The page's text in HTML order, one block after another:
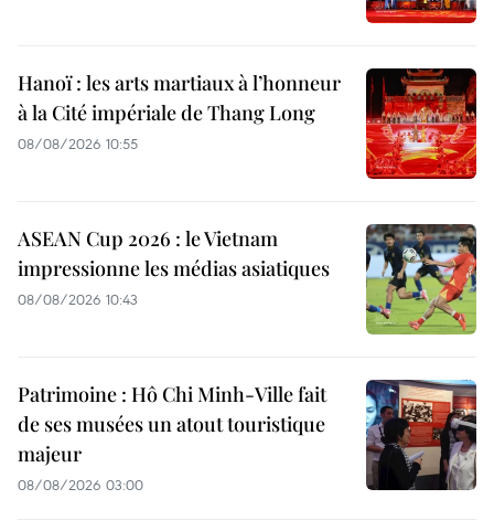
Hanoï : les arts martiaux à l’honneur
à la Cité impériale de Thang Long
08/08/2026 10:55
ASEAN Cup 2026 : le Vietnam
impressionne les médias asiatiques
08/08/2026 10:43
Patrimoine : Hô Chi Minh-Ville fait
de ses musées un atout touristique
majeur
08/08/2026 03:00